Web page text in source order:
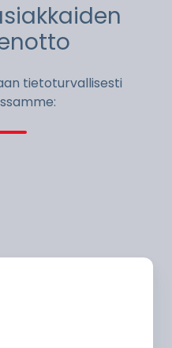
tietoturvallisesti